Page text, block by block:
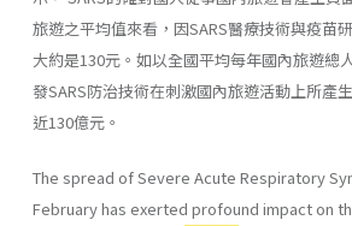
旅遊之平均值來看，因SARS醫療技術與疫苗
大約是130元。如以全國平均每年國內旅遊總
發SARS防治技術在刺激國內旅遊活動上所產
近130億元。
The spread of Severe Acute Respiratory
February has exerted profound impact on